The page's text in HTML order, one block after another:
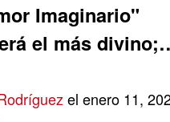
Imaginario"
el más
el enero 11,